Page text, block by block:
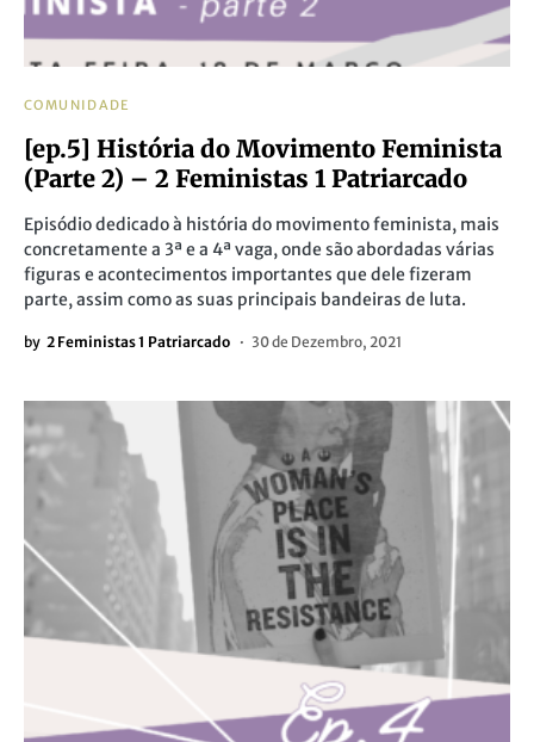
COMUNIDADE
[ep.5] História do Movimento Feminista
(Parte 2) – 2 Feministas 1 Patriarcado
Episódio dedicado à história do movimento feminista, mais
concretamente a 3ª e a 4ª vaga, onde são abordadas várias
figuras e acontecimentos importantes que dele fizeram
parte, assim como as suas principais bandeiras de luta.
by 2 Feministas 1 Patriarcado 30 de Dezembro, 2021